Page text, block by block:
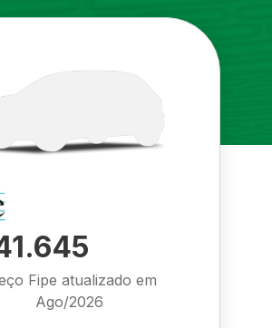
Fipe atualizado em
Ago/2026